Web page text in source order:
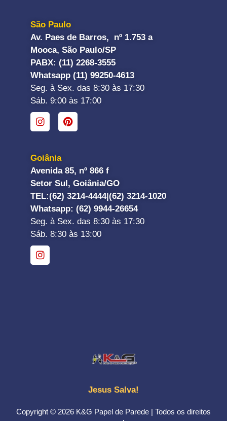
São Paulo
Av. Paes de Barros, nº 1.753 a
Mooca, São Paulo/SP
PABX: (11) 2268-3555
Whatsapp (11) 99250-4613
Seg. à Sex. das 8:30 às 17:30
Sáb. 9:00 às 17:00
Goiânia
Avenida 85, nº 866 f
Setor Sul, Goiânia/GO
TEL:(62) 3214-4444|(62) 3214-1020
Whatsapp: (62) 9944-26654
Seg. à Sex. das 8:30 às 17:30
Sáb. 8:30 às 13:00
Jesus Salva!
Copyright © 2026 K&G Papel de Parede | Todos os direitos